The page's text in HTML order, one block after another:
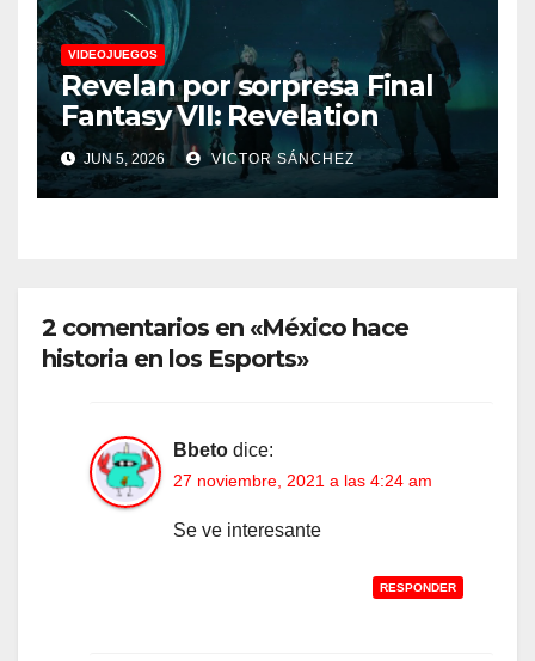
VIDEOJUEGOS
Revelan por sorpresa Final
Fantasy VII: Revelation
JUN 5, 2026 VICTOR SÁNCHEZ
2 comentarios en «México hace
historia en los Esports»
Bbeto dice:
27 noviembre, 2021 a las 4:24 am
Se ve interesante
RESPONDER